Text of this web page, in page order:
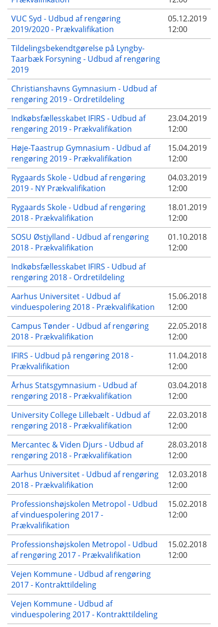
VUC Syd - Udbud af rengøring
2019/2020 - Prækvalifikation
05.12.2019
12:00
Tildelingsbekendtgørelse på Lyngby-
Taarbæk Forsyning - Udbud af rengøring
2019
Christianshavns Gymnasium - Udbud af
rengøring 2019 - Ordretildeling
Indkøbsfællesskabet IFIRS - Udbud af
rengøring 2019 - Prækvalifikation
23.04.2019
12:00
Høje-Taastrup Gymnasium - Udbud af
rengøring 2019 - Prækvalifikation
15.04.2019
12:00
Rygaards Skole - Udbud af rengøring
2019 - NY Prækvalifikation
04.03.2019
12:00
Rygaards Skole - Udbud af rengøring
2018 - Prækvalifikation
18.01.2019
12:00
SOSU Østjylland - Udbud af rengøring
2018 - Prækvalifikation
01.10.2018
12:00
Indkøbsfællesskabet IFIRS - Udbud af
rengøring 2018 - Ordretildeling
Aarhus Universitet - Udbud af
vinduespolering 2018 - Prækvalifikation
15.06.2018
12:00
Campus Tønder - Udbud af rengøring
2018 - Prækvalifikation
22.05.2018
12:00
IFIRS - Udbud på rengøring 2018 -
Prækvalifikation
11.04.2018
12:00
Århus Statsgymnasium - Udbud af
rengøring 2018 - Prækvalifikation
03.04.2018
12:00
University College Lillebælt - Udbud af
rengøring 2018 - Prækvalifikation
22.03.2018
12:00
Mercantec & Viden Djurs - Udbud af
rengøring 2018 - Prækvalifikation
28.03.2018
12:00
Aarhus Universitet - Udbud af rengøring
2018 - Prækvalifikation
12.03.2018
12:00
Professionshøjskolen Metropol - Udbud
af vinduespolering 2017 -
Prækvalifikation
15.02.2018
12:00
Professionshøjskolen Metropol - Udbud
af rengøring 2017 - Prækvalifikation
15.02.2018
12:00
Vejen Kommune - Udbud af rengøring
2017 - Kontrakttildeling
Vejen Kommune - Udbud af
vinduespolering 2017 - Kontrakttildeling